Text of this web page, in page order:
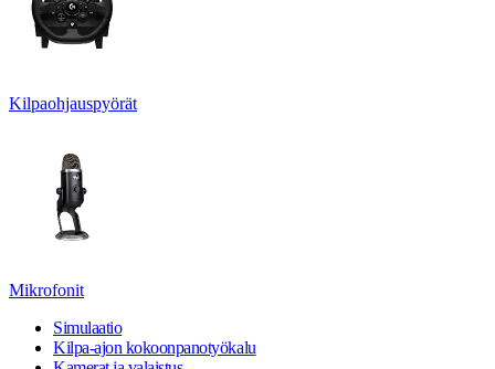
Kilpaohjauspyörät
Mikrofonit
Simulaatio
Kilpa-ajon kokoonpanotyökalu